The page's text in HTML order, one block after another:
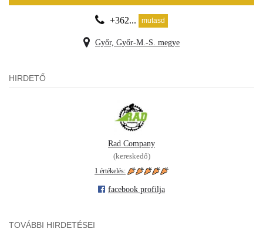
+362... mutasd
Győr, Győr-M.-S. megye
HIRDETŐ
Rad Company
(kereskedő)
1 értékelés:
facebook profilja
TOVÁBBI HIRDETÉSEI